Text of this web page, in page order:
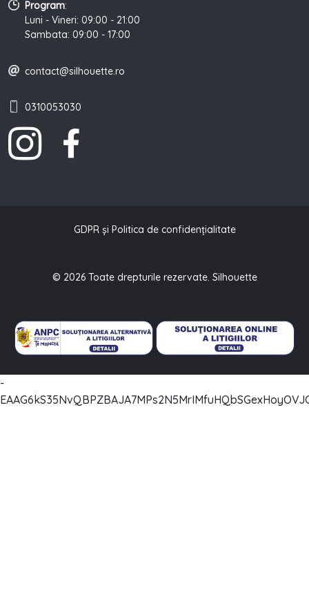
Program:
Luni - Vineri: 09:00 - 21:00
Sambata: 09:00 - 17:00
contact@silhouette.ro
0310053030
GDPR și Politica de confidențialitate
© 2026 Toate drepturile rezervate. Silhouette
-